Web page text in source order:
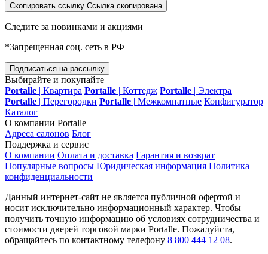
Скопировать ссылку Ссылка скопирована
Следите за новинками и акциями
*Запрещенная соц. сеть в РФ
Подписаться на рассылку
Выбирайте и покупайте
Portalle | Квартира Portalle | Коттедж Portalle | Электра
Portalle | Перегородки Portalle | Межкомнатные Конфигуратор
Каталог
О компании Portalle
Адреса салонов Блог
Поддержка и сервис
О компании Оплата и доставка Гарантия и возврат
Популярные вопросы Юридическая информация Политика
конфиденциальности
Данный интернет-сайт не является публичной офертой и
носит исключительно информационный характер. Чтобы
получить точную информацию об условиях сотрудничества и
стоимости дверей торговой марки Portalle. Пожалуйста,
обращайтесь по контактному телефону 8 800 444 12 08.